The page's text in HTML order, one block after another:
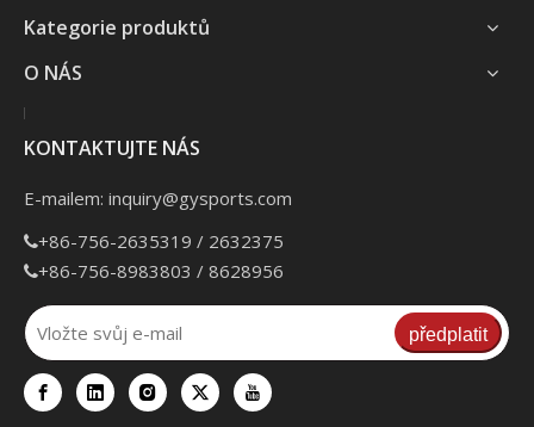
Kategorie produktů
O NÁS
KONTAKTUJTE NÁS
E-mailem: inquiry@gysports.com
+86-756-2635319 / 2632375
+86-756-8983803 / 8628956
předplatit